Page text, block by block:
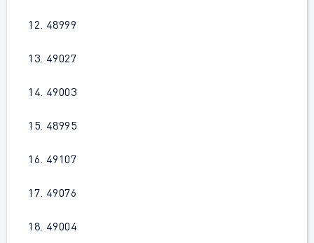
12. 48999
13. 49027
14. 49003
15. 48995
16. 49107
17. 49076
18. 49004